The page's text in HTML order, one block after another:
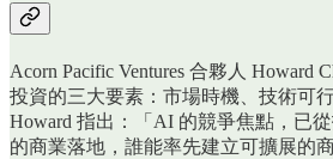
Acorn Pacific Ventures 合夥人 Howard
投資的三大要素：市場時機、技術可
Howard 指出：「AI 的競爭焦點，已
的商業落地，誰能率先建立可擴展的